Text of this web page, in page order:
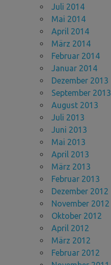
Juli 2014
Mai 2014
April 2014
März 2014
Februar 2014
Januar 2014
Dezember 2013
September 2013
August 2013
Juli 2013
Juni 2013
Mai 2013
April 2013
März 2013
Februar 2013
Dezember 2012
November 2012
Oktober 2012
April 2012
März 2012
Februar 2012